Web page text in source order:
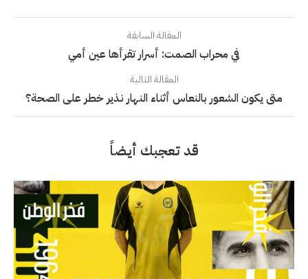
المقالة السابقة
في محراب الصمت: أسرار تقرأها عين أمي
المقالة التالية
متى يكون الشعور بالنعاس أثناء النهار نذير خطر على الصحة؟
قد تعجبك أيضاً